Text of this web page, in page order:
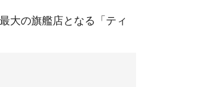
大の旗艦店となる「ティ